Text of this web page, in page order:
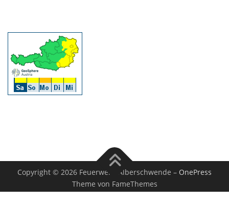
Copyright © 2026 Feuerwehr Alberschwende – OnePress
Theme von FameThemes